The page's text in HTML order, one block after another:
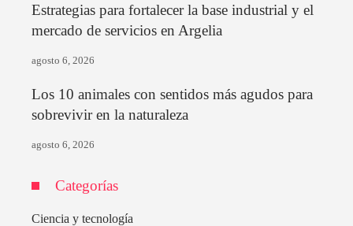
Estrategias para fortalecer la base industrial y el
mercado de servicios en Argelia
agosto 6, 2026
Los 10 animales con sentidos más agudos para
sobrevivir en la naturaleza
agosto 6, 2026
Categorías
Ciencia y tecnología